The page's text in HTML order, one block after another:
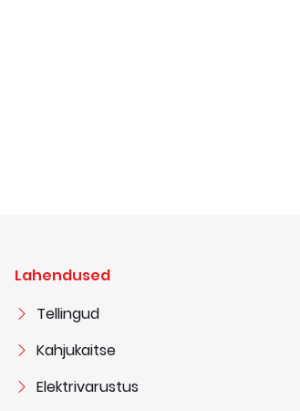
Lahendused
Tellingud
Kahjukaitse
Elektrivarustus